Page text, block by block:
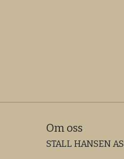
Om oss
STALL HANSEN AS